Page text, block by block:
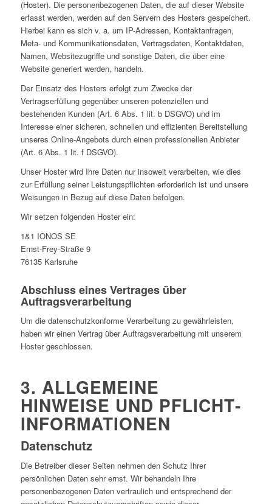
(Hoster). Die personenbezogenen Daten, die auf dieser Website
erfasst werden, werden auf den Servern des Hosters gespeichert.
Hierbei kann es sich v. a. um IP-Adressen, Kontaktanfragen,
Meta- und Kommunikationsdaten, Vertragsdaten, Kontaktdaten,
Namen, Websitezugriffe und sonstige Daten, die über eine
Website generiert werden, handeln.
Der Einsatz des Hosters erfolgt zum Zwecke der
Vertragserfüllung gegenüber unseren potenziellen und
bestehenden Kunden (Art. 6 Abs. 1 lit. b DSGVO) und im
Interesse einer sicheren, schnellen und effizienten Bereitstellung
unseres Online-Angebots durch einen professionellen Anbieter
(Art. 6 Abs. 1 lit. f DSGVO).
Unser Hoster wird Ihre Daten nur insoweit verarbeiten, wie dies
zur Erfüllung seiner Leistungspflichten erforderlich ist und unsere
Weisungen in Bezug auf diese Daten befolgen.
Wir setzen folgenden Hoster ein:
1&1 IONOS SE
Ernst-Frey-Straße 9
76135 Karlsruhe
Abschluss eines Vertrages über
Auftragsverarbeitung
Um die datenschutzkonforme Verarbeitung zu gewährleisten,
haben wir einen Vertrag über Auftragsverarbeitung mit unserem
Hoster geschlossen.
3. ALLGEMEINE
HINWEISE UND PFLICHT­
INFORMATIONEN
Datenschutz
Die Betreiber dieser Seiten nehmen den Schutz Ihrer
persönlichen Daten sehr ernst. Wir behandeln Ihre
personenbezogenen Daten vertraulich und entsprechend der